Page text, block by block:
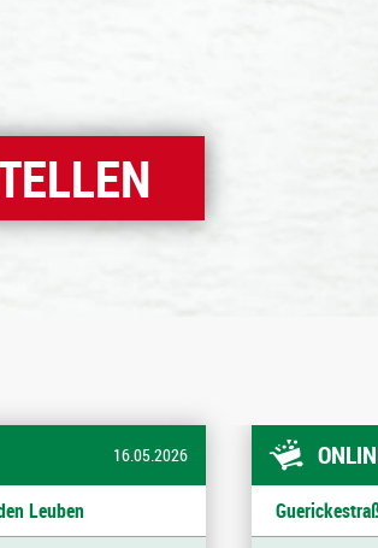
16.05.2026
Leuben